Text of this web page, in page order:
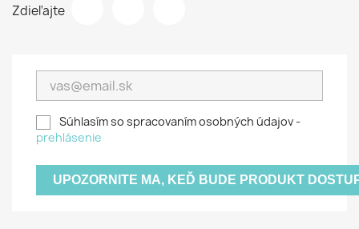
Zdieľajte
Súhlasím so spracovaním osobných údajov -
prehlásenie
UPOZORNITE MA, KEĎ BUDE PRODUKT